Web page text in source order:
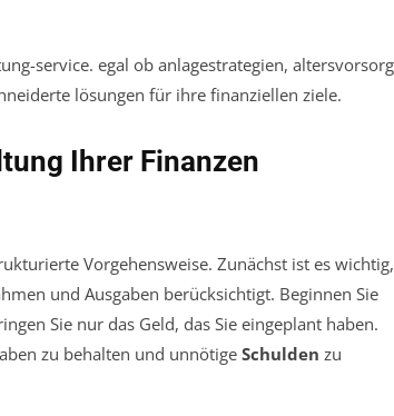
Ihrer Finanzen
Vorgehensweise. Zunächst ist es wichtig,
und Ausgaben berücksichtigt. Beginnen Sie
Sie nur das Geld, das Sie eingeplant haben.
zu behalten und unnötigeSchulden zu